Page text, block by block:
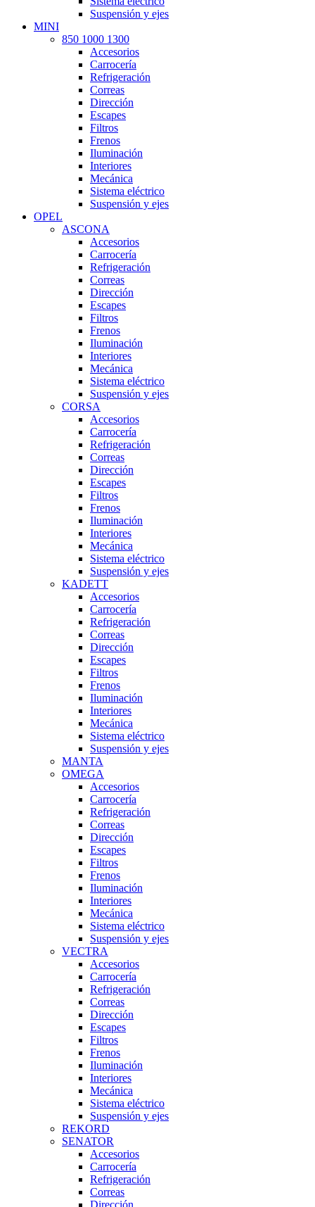
Suspensión y ejes
MINI
850 1000 1300
Accesorios
Carrocería
Refrigeración
Correas
Dirección
Escapes
Filtros
Frenos
Iluminación
Interiores
Mecánica
Sistema eléctrico
Suspensión y ejes
OPEL
ASCONA
Accesorios
Carrocería
Refrigeración
Correas
Dirección
Escapes
Filtros
Frenos
Iluminación
Interiores
Mecánica
Sistema eléctrico
Suspensión y ejes
CORSA
Accesorios
Carrocería
Refrigeración
Correas
Dirección
Escapes
Filtros
Frenos
Iluminación
Interiores
Mecánica
Sistema eléctrico
Suspensión y ejes
KADETT
Accesorios
Carrocería
Refrigeración
Correas
Dirección
Escapes
Filtros
Frenos
Iluminación
Interiores
Mecánica
Sistema eléctrico
Suspensión y ejes
MANTA
OMEGA
Accesorios
Carrocería
Refrigeración
Correas
Dirección
Escapes
Filtros
Frenos
Iluminación
Interiores
Mecánica
Sistema eléctrico
Suspensión y ejes
VECTRA
Accesorios
Carrocería
Refrigeración
Correas
Dirección
Escapes
Filtros
Frenos
Iluminación
Interiores
Mecánica
Sistema eléctrico
Suspensión y ejes
REKORD
SENATOR
Accesorios
Carrocería
Refrigeración
Correas